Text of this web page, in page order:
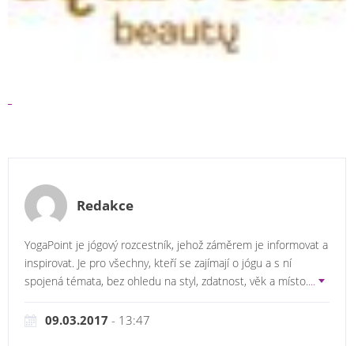
Redakce
YogaPoint je jógový rozcestník, jehož záměrem je informovat a
inspirovat. Je pro všechny, kteří se zajímají o jógu a s ní
spojená témata, bez ohledu na styl, zdatnost, věk a místo....
09.03.2017 - 13:47